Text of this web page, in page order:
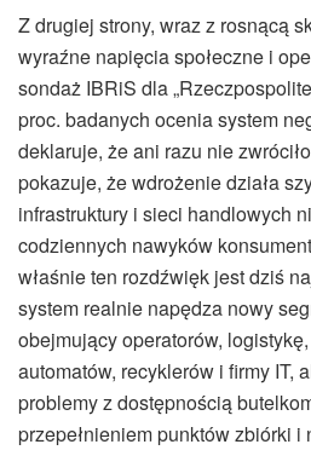
Z drugiej strony, wraz z rosnącą
wyraźne napięcia społeczne i
sondaż IBRiS dla
proc. badanych ocenia system
deklaruje, że ani razu nie
pokazuje, że wdrożenie działa
infrastruktury i sieci handlowych
codziennych nawyków
właśnie ten rozdźwięk jest dziś
system realnie napędza nowy
obejmujący operatorów,
automatów, recyklerów i firmy IT,
problemy z dostępnością
przepełnieniem punktów zbiórki